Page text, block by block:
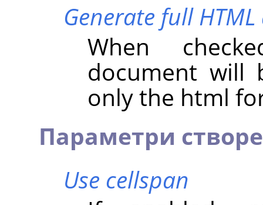
Generate full
When
document will
only the html
Параметри
Use cellspan